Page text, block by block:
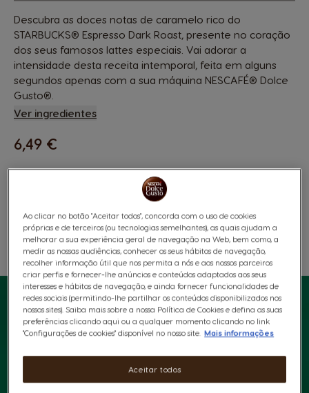
Descubra as doces notas de caramelo rico do
STARBUCKS® Espresso Dark Roast, presente no coração
dos seus famosos lattes especiais. Vai adorar a
intensidade desta receita intemporal, feita em alguns
segundos apenas com a sua máquina NESCAFÉ® Dolce
Gusto®.
Ver ingredientes
6,49 €
Favoritos
Lista De Desejos
Ao clicar no botão "Aceitar todos", concorda com o uso de cookies
próprias e de terceiros (ou tecnologias semelhantes), as quais ajudam a
melhorar a sua experiência geral de navegação na Web, bem como, a
medir as nossas audiências, conhecer os seus hábitos de navegação,
recolher informação útil que nos permita a nós e aos nossos parceiros
criar perfis e fornecer-lhe anúncios e conteúdos adaptados aos seus
interesses e hábitos de navegação, e ainda fornecer funcionalidades de
redes sociais (permitindo-lhe partilhar os conteúdos disponibilizados nos
nossos sites). Saiba mais sobre a nossa Política de Cookies e defina as suas
preferências clicando aqui ou a qualquer momento clicando no link
"Configurações de cookies" disponível no nosso site. Mais informações
Aceitar todos